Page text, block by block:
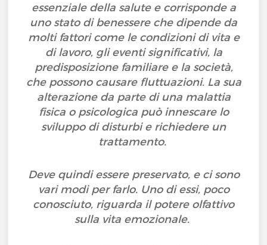
essenziale della salute e corrisponde a
uno stato di benessere che dipende da
molti fattori come le condizioni di vita e
di lavoro, gli eventi significativi, la
predisposizione familiare e la società,
che possono causare fluttuazioni. La sua
alterazione da parte di una malattia
fisica o psicologica può innescare lo
sviluppo di disturbi e richiedere un
trattamento.
Deve quindi essere preservato, e ci sono
vari modi per farlo. Uno di essi, poco
conosciuto, riguarda il potere olfattivo
sulla vita emozionale.